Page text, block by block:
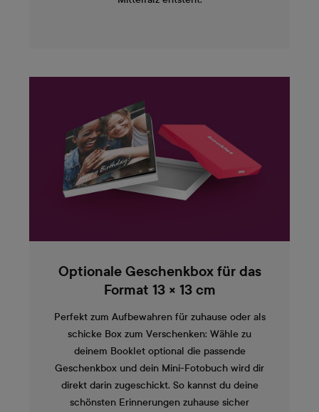
Optionale Geschenkbox für das
Format 13 × 13 cm
Perfekt zum Aufbewahren für zuhause oder als
schicke Box zum Verschenken: Wähle zu
deinem Booklet optional die passende
Geschenkbox und dein Mini-Fotobuch wird dir
direkt darin zugeschickt. So kannst du deine
schönsten Erinnerungen zuhause sicher